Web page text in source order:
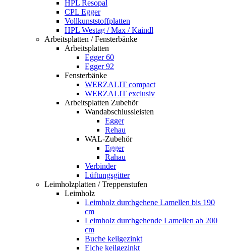
HPL Resopal
CPL Egger
Vollkunststoffplatten
HPL Westag / Max / Kaindl
Arbeitsplatten / Fensterbänke
Arbeitsplatten
Egger 60
Egger 92
Fensterbänke
WERZALIT compact
WERZALIT exclusiv
Arbeitsplatten Zubehör
Wandabschlussleisten
Egger
Rehau
WAL-Zubehör
Egger
Rahau
Verbinder
Lüftungsgitter
Leimholzplatten / Treppenstufen
Leimholz
Leimholz durchgehene Lamellen bis 190
cm
Leimholz durchgehende Lamellen ab 200
cm
Buche keilgezinkt
Eiche keilgezinkt